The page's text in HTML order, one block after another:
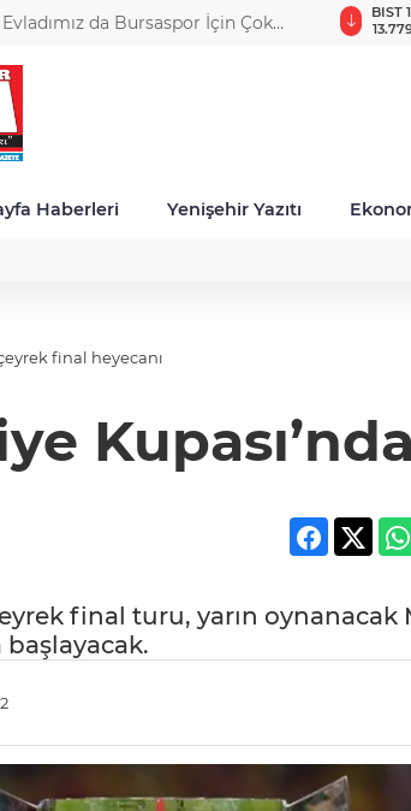
Evladımız da Bursaspor İçin Çok
BGN
27,9743
VND
0,0018
GAU/TRY
6.660,55
BIST
Haberleri Yenişehir Yazıtı
final heyecanı
final turu, yarın
başlayacak.